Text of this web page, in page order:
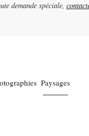
demande spéciale,
Paysages